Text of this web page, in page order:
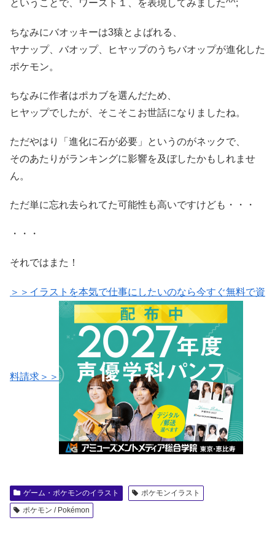
ということで、ワースト１、を表現してみました^^;
ちなみにバオッキーは3猿とよばれる、
ヤナップ、バオップ、ヒヤップのうちバオップが進化した
ポケモン。
ちなみに作者はポカブを選んだため、
ヒヤップでしたが、そこそこお世話になりましたね。
ただやはり「進化に石が必要」というのがネックで、
そのあたりがランキングに影響を及ぼしたかもしれませ
ん。
ただ単に忘れ去られてた可能性も高いですけども・・・
・・・
それではまた！
＞＞イラストを本気で仕事にしたいのなら今すぐ無料で資
料請求＞＞
ゲーム・ポケモンのイラスト
ポケモンイラスト
ポケモン / Pokémon